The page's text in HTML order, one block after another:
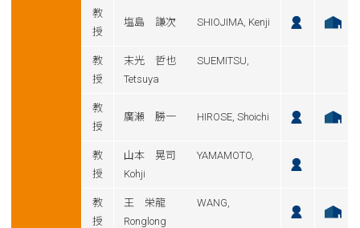
教
授
塩島 謙次 SHIOJIMA, Kenji
教
授
末光 哲也 SUEMITSU,
Tetsuya
教
授
廣瀬 勝一 HIROSE, Shoichi
教
授
山本 晃司 YAMAMOTO,
Kohji
教
授
王 栄龍 WANG,
Ronglong